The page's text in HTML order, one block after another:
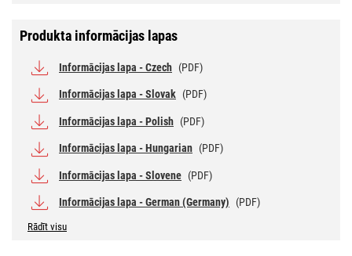
Produkta informācijas lapas
Informācijas lapa - Czech (PDF)
Informācijas lapa - Slovak (PDF)
Informācijas lapa - Polish (PDF)
Informācijas lapa - Hungarian (PDF)
Informācijas lapa - Slovene (PDF)
Informācijas lapa - German (Germany) (PDF)
Rādīt visu